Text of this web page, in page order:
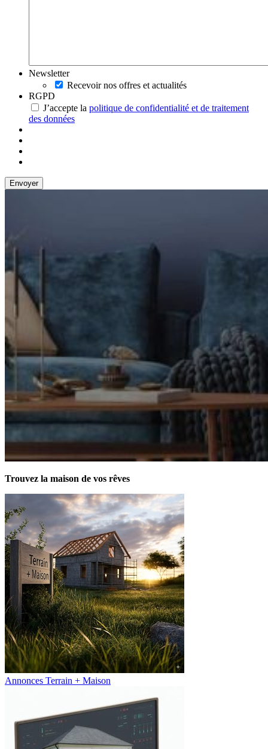
Newsletter
Recevoir nos offres et actualités
RGPD
J’accepte la politique de confidentialité et de traitement
des données
Trouvez la maison de vos rêves
Annonces Terrain + Maison